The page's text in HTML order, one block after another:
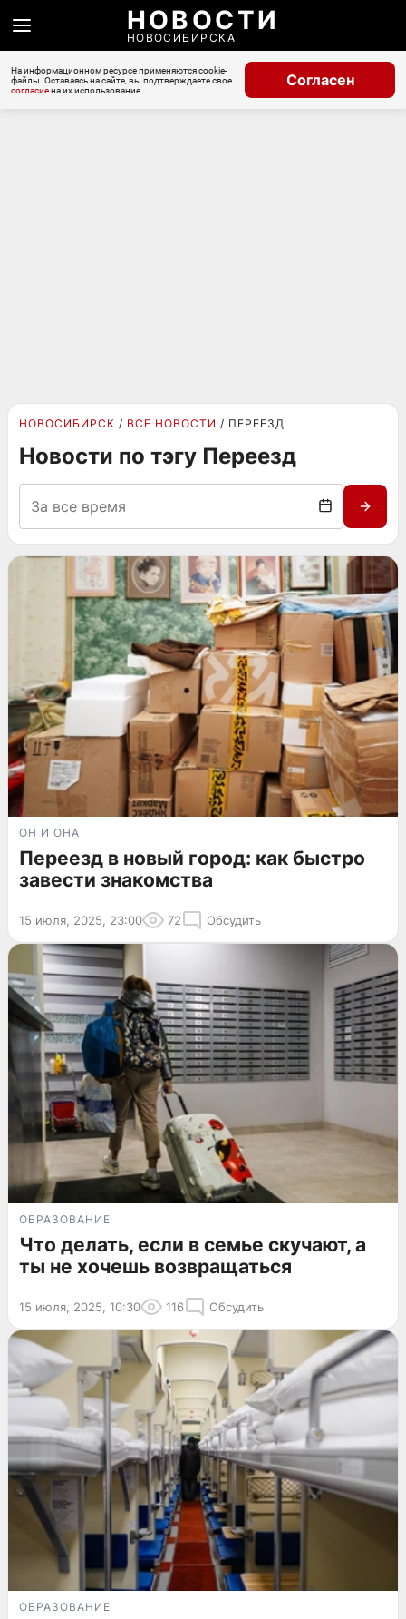
НОВОСТИ
НОВОСИБИРСКА
На информационном ресурсе применяются cookie-
файлы. Оставаясь на сайте, вы подтверждаете свое
согласиена их использование.
Согласен
НОВОСИБИРСК ВСЕ НОВОСТИ ПЕРЕЕЗД
Новости по тэгу Переезд
ОН И ОНА
Переезд в новый город: как быстро
завести знакомства
15 июля, 2025, 23:00 72 Обсудить
ОБРАЗОВАНИЕ
Что делать, если в семье скучают, а
ты не хочешь возвращаться
15 июля, 2025, 10:30 116 Обсудить
ОБРАЗОВАНИЕ